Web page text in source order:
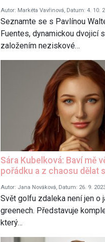
Autor: Markéta Vavřinová, Datum: 4. 10.
Seznamte se s Pavlínou
Fuentes, dynamickou dvojicí
založením neziskové…
Sára Kubelková: Baví mě
pořádku a z chaosu dělat
Autor: Jana Nováková, Datum: 26. 9.
Svět golfu zdaleka není jen o
greenech. Představuje
který…